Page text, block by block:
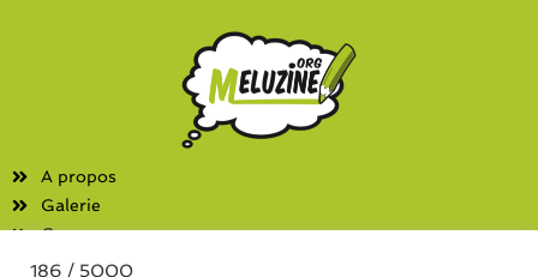
A propos
Galerie
Contact
186 / 5000